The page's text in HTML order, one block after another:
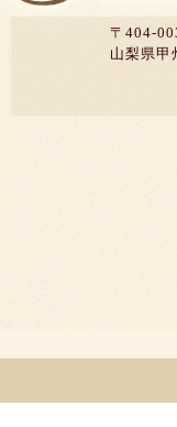
〒404-
山梨県甲